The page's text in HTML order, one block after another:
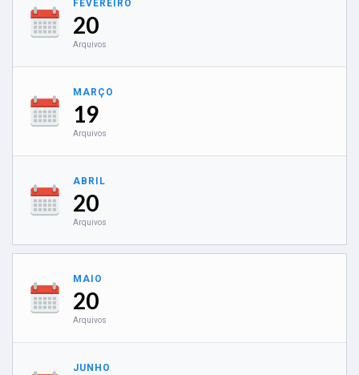
FEVEREIRO
20
Arquivos
MARÇO
19
Arquivos
ABRIL
20
Arquivos
MAIO
20
Arquivos
JUNHO